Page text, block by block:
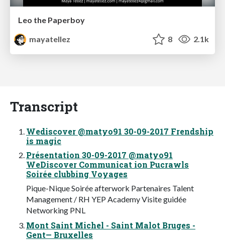
Leo the Paperboy
mayatellez
8 2.1k
Transcript
Wediscover @matyo91 30-09-2017 Frendship
is magic
Présentation 30-09-2017 @matyo91
WeDiscover Communicat ion Pucrawls
Soirée clubbing Voyages
Pique-Nique Soirée afterwork Partenaires Talent
Management / RH YEP Academy Visite guidée
Networking PNL
Mont Saint Michel - Saint Malot Bruges -
Gent— Bruxelles